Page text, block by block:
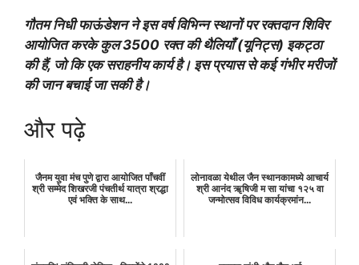
गौतम निधी फाऊंडेशन ने इस वर्ष विभिन्न स्थानों पर रक्तदान शिविर
आयोजित करके कुल 3500 रक्त की थैलियाँ (यूनिट्स) इकट्ठा
की हैं, जो कि एक सराहनीय कार्य है। इस प्रयास से कई गंभीर मरीजों
की जान बचाई जा सकी है।
और पढ़े
जैनम युवा मंच पुणे द्वारा आयोजित पाँचवीं
श्री सम्मेद शिखरजी पंचतीर्थ यात्रा श्रद्धा
एवं भक्ति के साथ...
लोनावळा येथील जैन स्थानकामध्ये आचार्य
श्री आनंद ॠषिजी म सा यांचा १२५ वा
जन्मोत्सव विविध कार्यक्रमांन...